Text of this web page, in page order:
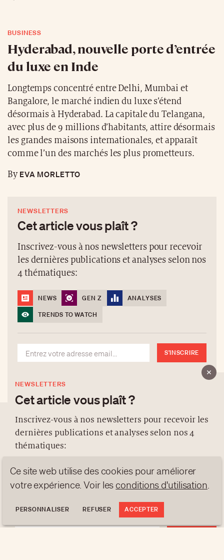
BUSINESS
Hyderabad, nouvelle porte d’entrée
du luxe en Inde
Longtemps concentré entre Delhi, Mumbai et
Bangalore, le marché indien du luxe s’étend
désormais à Hyderabad. La capitale du Telangana,
avec plus de 9 millions d’habitants, attire désormais
les grandes maisons internationales, et apparaît
comme l’un des marchés les plus prometteurs.
ByEVA MORLETTO
NEWSLETTERS
Cet article vous plaît ?
Inscrivez-vous à nos newsletters pour recevoir
les dernières publications et analyses selon nos
4 thématiques:
NEWS GEN Z
ANALYSES
TRENDS TO WATCH
S'INSCRIRE
NEWSLETTERS
Cet article vous plaît ?
Inscrivez-vous à nos newsletters pour recevoir les
dernières publications et analyses selon nos 4
thématiques:
NEWS GEN Z
ANALYSES
TRENDS TO WATCH
À PROPOS
PROTECTION DES DONNÉES
contact@luxurytribune.com
Conçu parAntistatique
Ce site web utilise des cookies pour améliorer
votre expérience. Voir les conditions d'utilisation
PERSONNALISER REFUSER ACCEPTER